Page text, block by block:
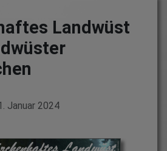
Landwüst
Januar 2024